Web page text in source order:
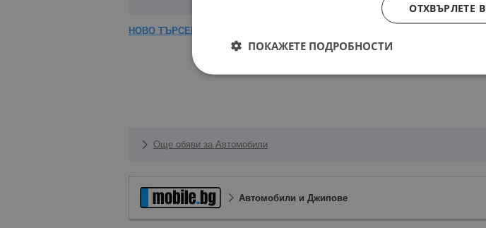
НОВО ТЪРСЕНЕ
Още обяви за Автомобили
Автомобили и Джипове
ОТХВЪРЛЕТЕ
ПОКАЖЕТЕ ПОДРОБНОСТИ